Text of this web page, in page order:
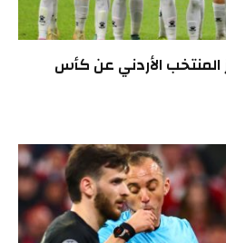
المنتخب الأردني عن كأس